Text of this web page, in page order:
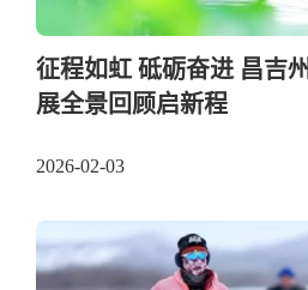
征程如虹 砥砺奋进 昌吉
展全景回顾启新程
2026-02-03